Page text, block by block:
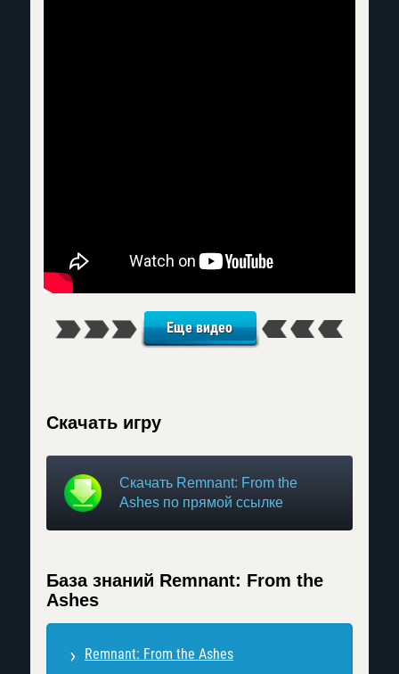
Еще видео
Скачать игру
Скачать Remnant: From the
Ashes по прямой ссылке
База знаний Remnant: From the
Ashes
Remnant: From the Ashes